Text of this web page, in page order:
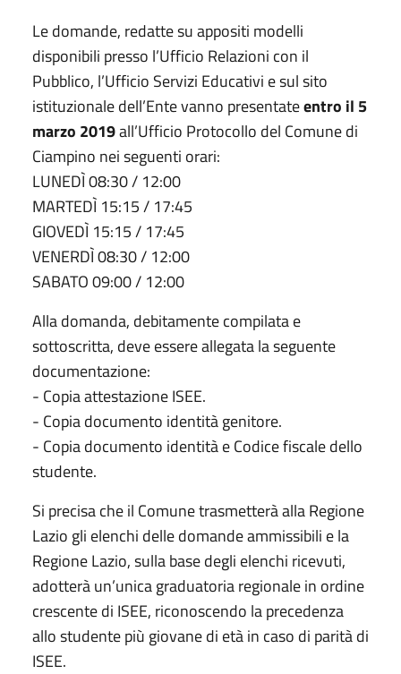
Le domande, redatte su appositi modelli
disponibili presso l’Ufficio Relazioni con il
Pubblico, l’Ufficio Servizi Educativi e sul sito
istituzionale dell’Ente vanno presentateentro il 5
marzo 2019all’Ufficio Protocollo del Comune di
Ciampino nei seguenti orari:
LUNEDÌ 08:30 / 12:00
MARTEDÌ 15:15 / 17:45
GIOVEDÌ 15:15 / 17:45
VENERDÌ 08:30 / 12:00
SABATO 09:00 / 12:00
Alla domanda, debitamente compilata e
sottoscritta, deve essere allegata la seguente
documentazione:
- Copia attestazione ISEE.
- Copia documento identità genitore.
- Copia documento identità e Codice fiscale dello
studente.
Si precisa che il Comune trasmetterà alla Regione
Lazio gli elenchi delle domande ammissibili e la
Regione Lazio, sulla base degli elenchi ricevuti,
adotterà un’unica graduatoria regionale in ordine
crescente di ISEE, riconoscendo la precedenza
allo studente più giovane di età in caso di parità di
ISEE.